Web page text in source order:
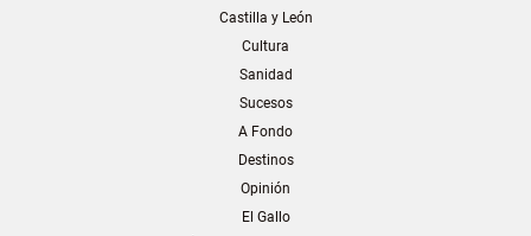
Castilla y León
Cultura
Sanidad
Sucesos
A Fondo
Destinos
Opinión
El Gallo